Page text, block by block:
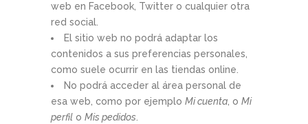
web en Facebook, Twitter o cualquier otra
red social.
El sitio web no podrá adaptar los
contenidos a sus preferencias personales,
como suele ocurrir en las tiendas online.
No podrá acceder al área personal de
esa web, como por ejemplo Mi cuenta, o Mi
perfil o Mis pedidos.